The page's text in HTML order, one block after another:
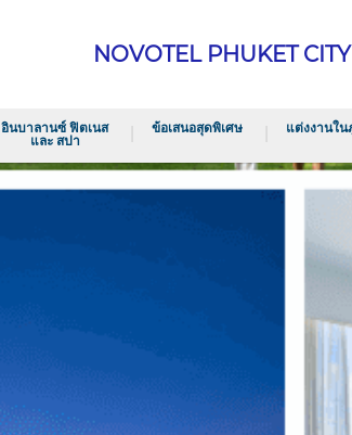
NOVOTEL PHUKET
อินบาลานซ์ ฟิตเนส
และ สปา
ข้อเสนอสุดพิเศษ แต่งงานใน